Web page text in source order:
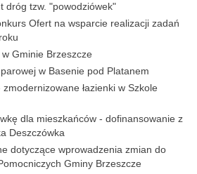
dróg tzw. "powodziówek"
Ofert na wsparcie realizacji zadań
w Gminie Brzeszcze
w Basenie pod Platanem
łazienki w Szkole
dla mieszkańców - dofinansowanie z
Deszczówka
dotyczące wprowadzenia zmian do
Gminy Brzeszcze